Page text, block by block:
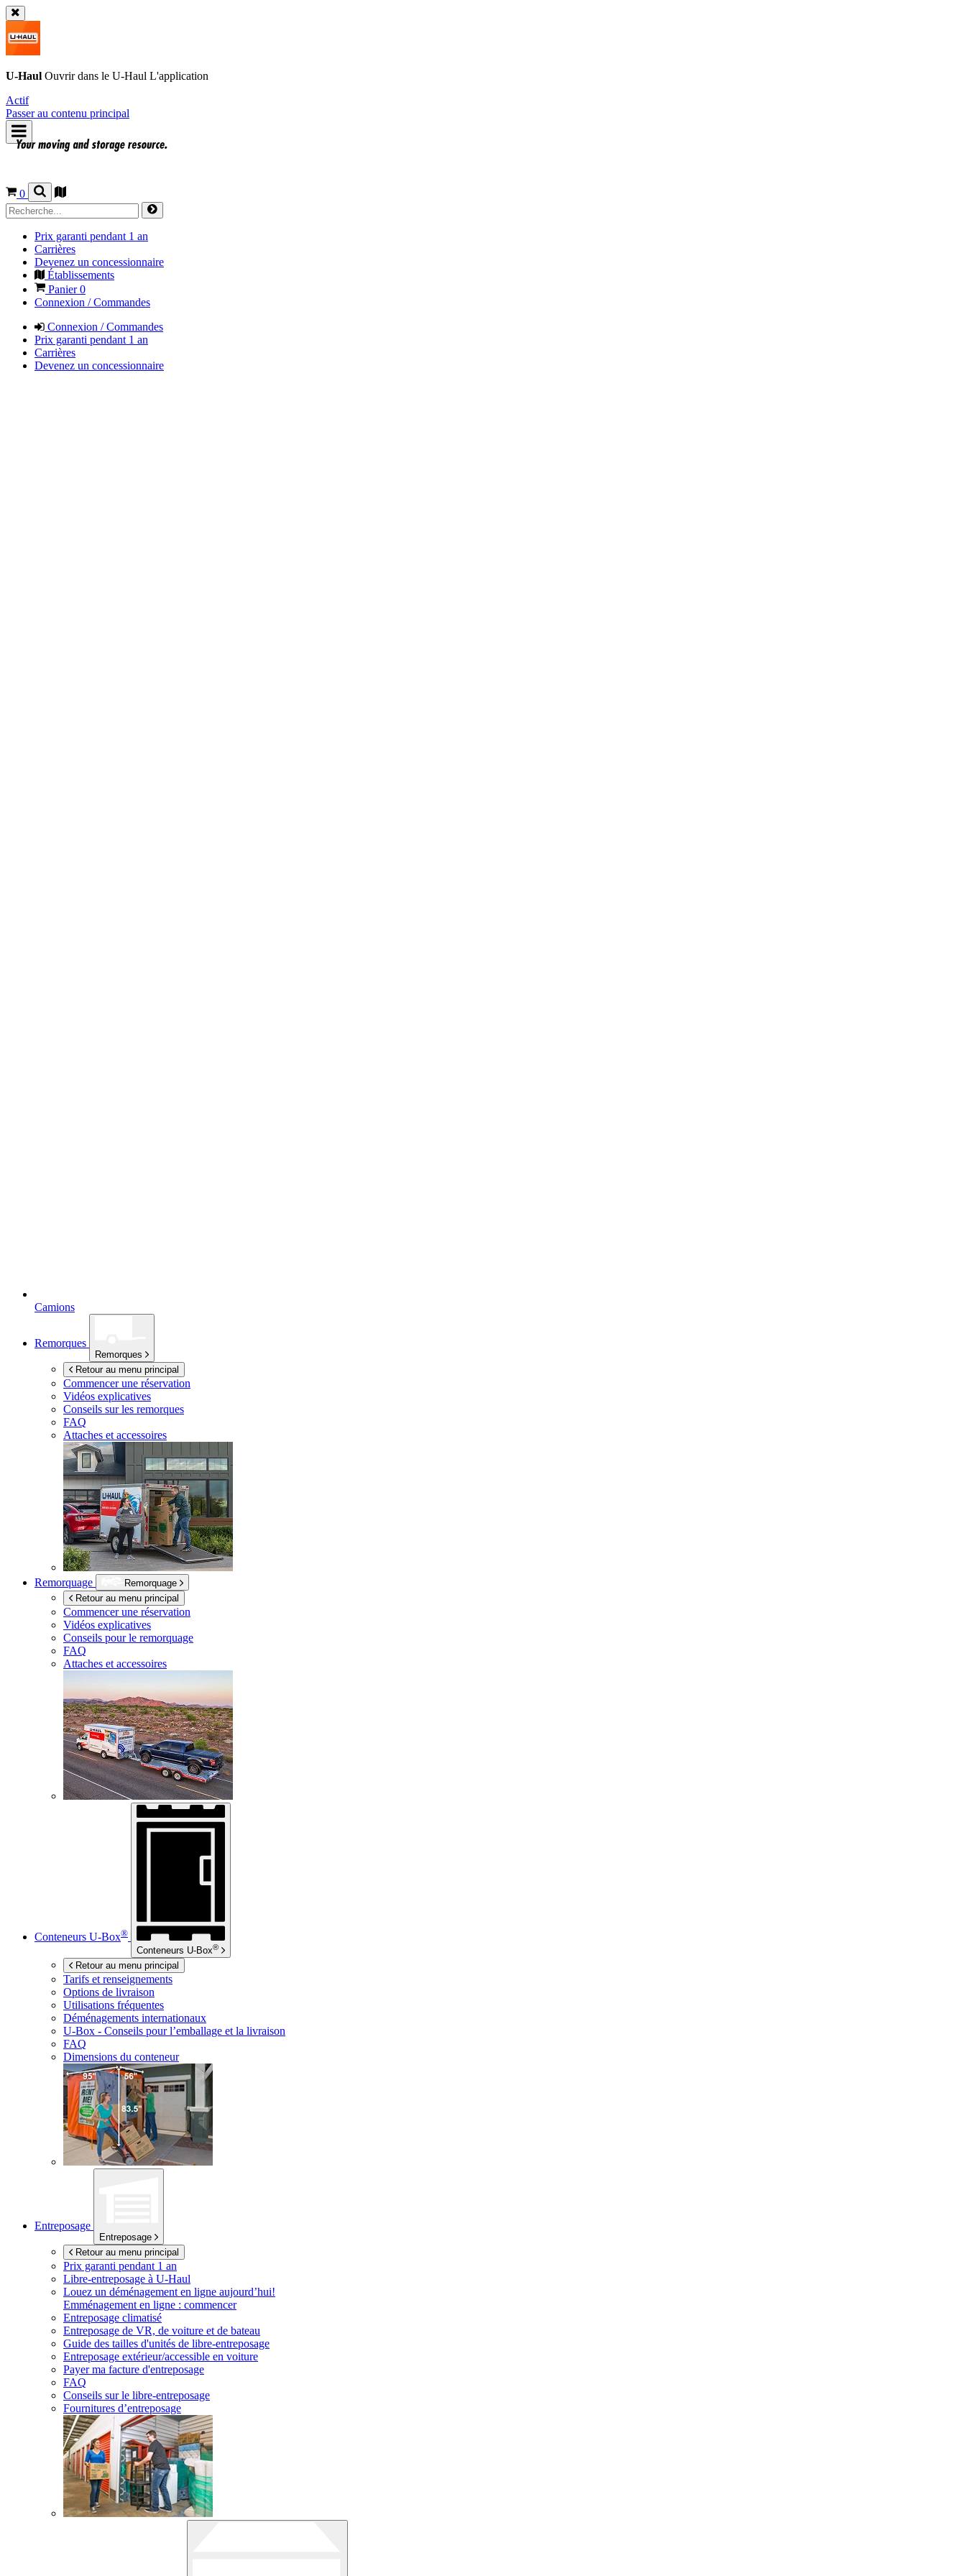
U-Haul Ouvrir dans le U-Haul L'application
Actif
Passer au contenu principal
0
Prix garanti pendant 1 an
Carrières
Devenez un concessionnaire
Établissements
Panier0
Connexion / Commandes
Connexion / Commandes
Prix garanti pendant 1 an
Carrières
Devenez un concessionnaire
Camions
Remorques
Remorques
Retour au menu principal
Commencer une réservation
Vidéos explicatives
Conseils sur les remorques
FAQ
Attaches et accessoires
Remorquage
Remorquage
Retour au menu principal
Commencer une réservation
Vidéos explicatives
Conseils pour le remorquage
FAQ
Attaches et accessoires
Conteneurs U-Box®
Conteneurs U-Box®
Retour au menu principal
Tarifs et renseignements
Options de livraison
Utilisations fréquentes
Déménagements internationaux
U-Box - Conseils pour l’emballage et la livraison
FAQ
Dimensions du conteneur
Entreposage
Entreposage
Retour au menu principal
Prix garanti pendant 1 an
Libre-entreposage à U-Haul
Louez un déménagement en ligne aujourd’hui!
Emménagement en ligne : commencer
Entreposage climatisé
Entreposage de VR, de voiture et de bateau
Guide des tailles d'unités de libre-entreposage
Entreposage extérieur/accessible en voiture
Payer ma facture d'entreposage
FAQ
Conseils sur le libre-entreposage
Fournitures d’entreposage